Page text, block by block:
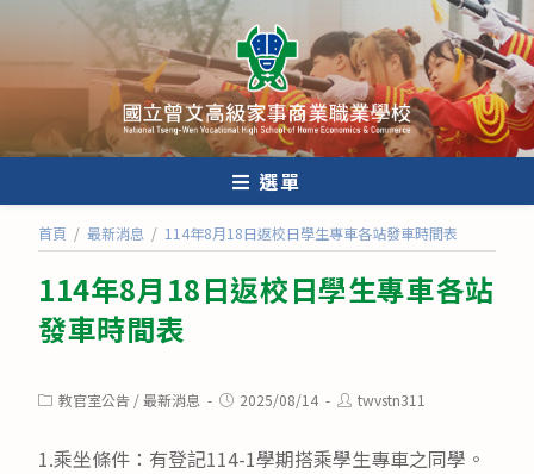
內
選單
首頁 / 最新消息 / 114年8月18日返校日學生專車各站發車時間表
114年8月18日返校日學生專車各站
發車時間表
Post教官室公告 /最新消息
Post2025/08/14
Posttwvstn311
1.乘坐條件：有登記114-1學期搭乘學生專車之同學。